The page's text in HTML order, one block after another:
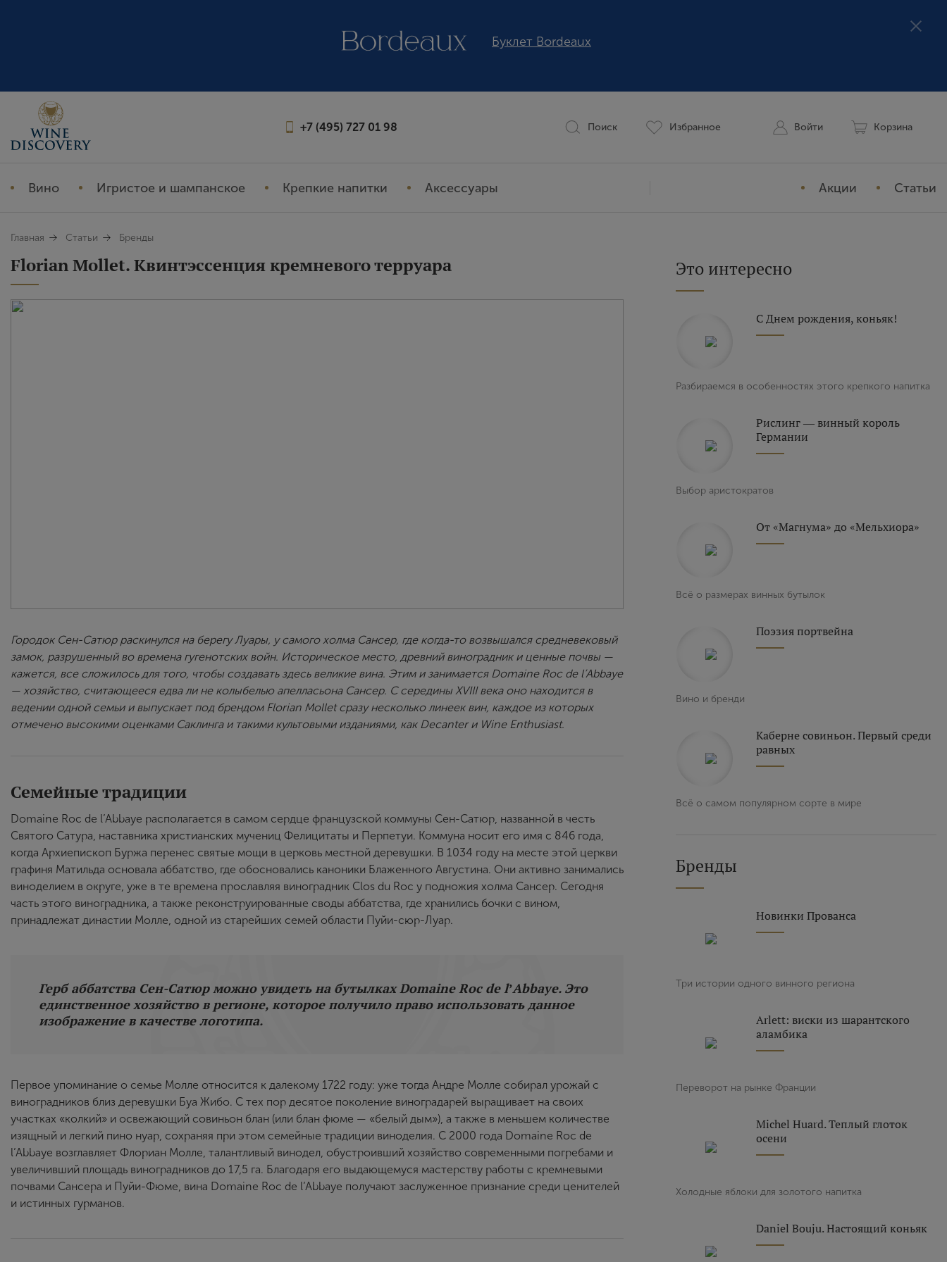
Буклет Bordeaux
+7 (495) 727 01 98 Поиск Избранное Войти
Выйти
Корзина
Вино Игристое и шампанское Крепкие напитки Аксессуары Акции Статьи
Главная Статьи Бренды
Florian Mollet. Квинтэссенция кремневого терруара
Городок Сен-Сатюр раскинулся на берегу Луары, у самого холма Сансер, где когда-то возвышался средневековый
замок, разрушенный во времена гугенотских войн. Историческое место, древний виноградник и ценные почвы —
кажется, все сложилось для того, чтобы создавать здесь великие вина. Этим и занимается Domaine Roc de l’Abbaye
— хозяйство, считающееся едва ли не колыбелью апелласьона Сансер. С середины XVIII века оно находится в
ведении одной семьи и выпускает под брендом Florian Mollet сразу несколько линеек вин, каждое из которых
отмечено высокими оценками Саклинга и такими культовыми изданиями, как Decanter и Wine Enthusiast.
Семейные традиции
Domaine Roc de l’Abbaye располагается в самом сердце французской коммуны Сен-Сатюр, названной в честь
Святого Сатура, наставника христианских мучениц Фелицитаты и Перпетуи. Коммуна носит его имя с 846 года,
когда Архиепископ Буржа перенес святые мощи в церковь местной деревушки. В 1034 году на месте этой церкви
графиня Матильда основала аббатство, где обосновались каноники Блаженного Августина. Они активно занимались
виноделием в округе, уже в те времена прославляя виноградник Clos du Roc у подножия холма Сансер. Сегодня
часть этого виноградника, а также реконструированные своды аббатства, где хранились бочки с вином,
принадлежат династии Молле, одной из старейших семей области Пуйи-сюр-Луар.
Герб аббатства Сен-Сатюр можно увидеть на бутылках Domaine Roc de l’Abbaye. Это
единственное хозяйство в регионе, которое получило право использовать данное
изображение в качестве логотипа.
Первое упоминание о семье Молле относится к далекому 1722 году: уже тогда Андре Молле собирал урожай с
виноградников близ деревушки Буа Жибо. С тех пор десятое поколение виноградарей выращивает на своих
участках «колкий» и освежающий совиньон блан (или блан фюме — «белый дым»), а также в меньшем количестве
изящный и легкий пино нуар, сохраняя при этом семейные традиции виноделия. С 2000 года Domaine Roc de
l’Abbaye возглавляет Флориан Молле, талантливый винодел, обустроивший хозяйство современными погребами и
увеличивший площадь виноградников до 17,5 га. Благодаря его выдающемуся мастерству работы с кремневыми
почвами Сансера и Пуйи-Фюме, вина Domaine Roc de l’Abbaye получают заслуженное признание среди ценителей
и истинных гурманов.
Это интересно
С Днем рождения, коньяк!
Разбираемся в особенностях этого крепкого напитка
Рислинг ― винный король
Германии
Выбор аристократов
От «Магнума» до «Мельхиора»
Всё о размерах винных бутылок
Поэзия портвейна
Вино и бренди
Каберне совиньон. Первый среди
равных
Всё о самом популярном сорте в мире
Бренды
Новинки Прованса
Три истории одного винного региона
Arlett: виски из шарантского
аламбика
Переворот на рынке Франции
Michel Huard. Теплый глоток
осени
Холодные яблоки для золотого напитка
Daniel Bouju. Настоящий коньяк